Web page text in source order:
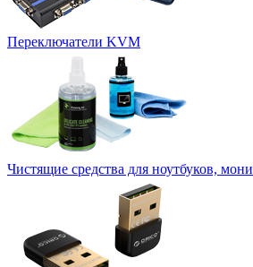
Переключатели KVM
Чистящие средства для ноутбуков,